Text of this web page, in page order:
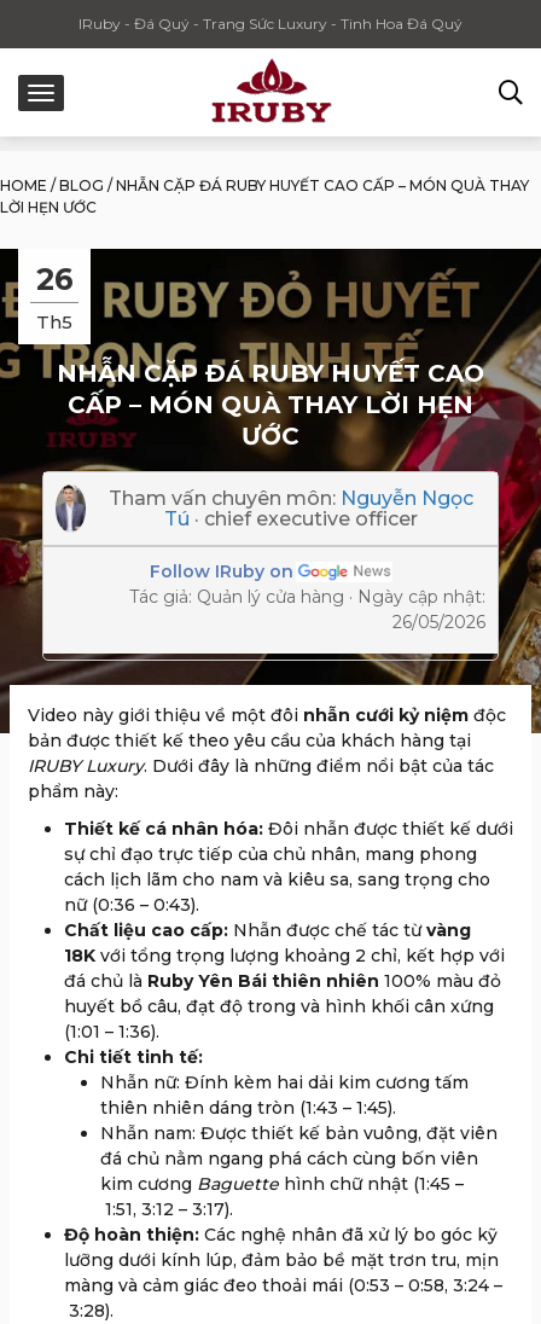
IRuby - Đá Quý - Trang Sức Luxury - Tinh Hoa Đá Quý
HOME / BLOG / NHẪN CẶP ĐÁ RUBY HUYẾT CAO CẤP – MÓN QUÀ THAY
LỜI HẸN ƯỚC
26
Th5
NHẪN CẶP ĐÁ RUBY HUYẾT CAO
CẤP – MÓN QUÀ THAY LỜI HẸN
ƯỚC
Tham vấn chuyên môn: Nguyễn Ngọc
Tú · chief executive officer
Follow IRuby on
Tác giả: Quản lý cửa hàng · Ngày cập nhật:
26/05/2026
Video này giới thiệu về một đôi nhẫn cưới kỷ niệm độc
bản được thiết kế theo yêu cầu của khách hàng tại
IRUBY Luxury. Dưới đây là những điểm nổi bật của tác
phẩm này:
Thiết kế cá nhân hóa: Đôi nhẫn được thiết kế dưới
sự chỉ đạo trực tiếp của chủ nhân, mang phong
cách lịch lãm cho nam và kiêu sa, sang trọng cho
nữ (0:36 – 0:43).
Chất liệu cao cấp: Nhẫn được chế tác từvàng
18K với tổng trọng lượng khoảng 2 chỉ, kết hợp với
đá chủ là Ruby Yên Bái thiên nhiên 100% màu đỏ
huyết bồ câu, đạt độ trong và hình khối cân xứng
(1:01 – 1:36).
Chi tiết tinh tế:
Nhẫn nữ: Đính kèm hai dải kim cương tấm
thiên nhiên dáng tròn (1:43 – 1:45).
Nhẫn nam: Được thiết kế bản vuông, đặt viên
đá chủ nằm ngang phá cách cùng bốn viên
kim cương Baguette hình chữ nhật (1:45 –
1:51, 3:12 – 3:17).
Độ hoàn thiện: Các nghệ nhân đã xử lý bo góc kỹ
lưỡng dưới kính lúp, đảm bảo bề mặt trơn tru, mịn
màng và cảm giác đeo thoải mái (0:53 – 0:58, 3:24 –
3:28).